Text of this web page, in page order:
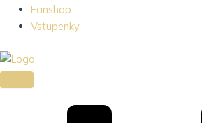
Fanshop
Vstupenky